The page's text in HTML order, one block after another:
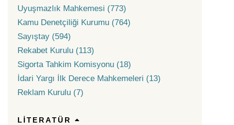
Uyuşmazlık Mahkemesi (773)
Kamu Denetçiliği Kurumu (764)
Sayıştay (594)
Rekabet Kurulu (113)
Sigorta Tahkim Komisyonu (18)
İdari Yargı İlk Derece Mahkemeleri (13)
Reklam Kurulu (7)
LITERATÜR